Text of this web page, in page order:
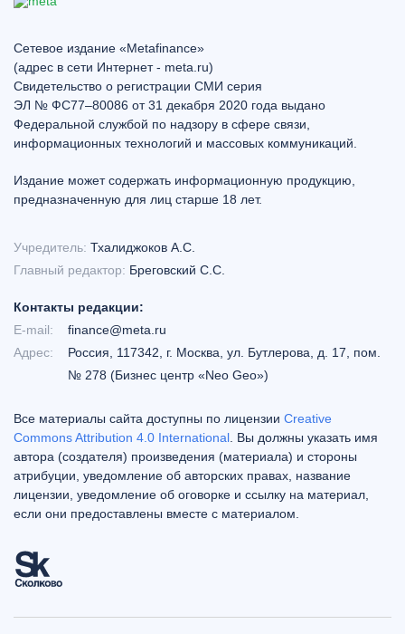
Сетевое издание «Metafinance»
(адрес в сети Интернет - meta.ru)
Свидетельство о регистрации СМИ серия
ЭЛ № ФС77–80086 от 31 декабря 2020 года выдано
Федеральной службой по надзору в сфере связи,
информационных технологий и массовых коммуникаций.
Издание может содержать информационную продукцию,
предназначенную для лиц старше 18 лет.
Учредитель: Тхалиджоков А.С.
Главный редактор: Бреговский С.С.
Контакты редакции:
E-mail:
finance@meta.ru
Адрес:
Россия, 117342, г. Москва, ул. Бутлерова, д. 17, пом.
№ 278 (Бизнес центр «Neo Geo»)
Все материалы сайта доступны по лицензии Creative
Commons Attribution 4.0 International . Вы должны указать имя
автора (создателя) произведения (материала) и стороны
атрибуции, уведомление об авторских правах, название
лицензии, уведомление об оговорке и ссылку на материал,
если они предоставлены вместе с материалом.